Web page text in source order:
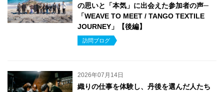
の思いと「本気」に出会えた参加者の声─
「WEAVE TO MEET / TANGO TEXTILE
JOURNEY」【後編】
訪問ブログ
2026年07月14日
織りの仕事を体験し、丹後を選んだ人たち